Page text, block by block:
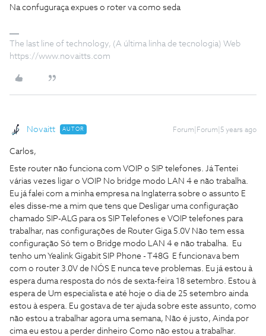
Na confuguraça expues o roter va como seda
The last line of technology, (A última linha de tecnologia) Web
https://www.novaitts.com
Novaitt AUTOR Forum|Forum|5 years ago
Carlos,
Este router não funciona com VOIP o SIP telefones. Já Tentei
várias vezes ligar o VOIP No bridge modo LAN 4 e não trabalha.
Eu já falei com a minha empresa na Inglaterra sobre o assunto E
eles disse-me a mim que tens que Desligar uma configuração
chamado SIP-ALG para os SIP Telefones e VOIP telefones para
trabalhar, nas configurações de Router Giga 5.0V Não tem essa
configuração Só tem o Bridge modo LAN 4 e não trabalha. Eu
tenho um Yealink Gigabit SIP Phone - T48G E funcionava bem
com o router 3.0V de NÓS E nunca teve problemas. Eu já estou à
espera duma resposta do nós de sexta-feira 18 setembro. Estou à
espera de Um especialista e até hoje o dia de 25 setembro ainda
estou à espera. Eu gostava de ter ajuda sobre este assunto, como
não estou a trabalhar agora uma semana, Não é justo, Ainda por
cima eu estou a perder dinheiro Como não estou a trabalhar.